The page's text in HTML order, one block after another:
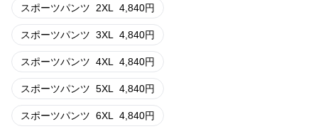
スポーツパンツ 2XL 4,840円
スポーツパンツ 3XL 4,840円
スポーツパンツ 4XL 4,840円
スポーツパンツ 5XL 4,840円
スポーツパンツ 6XL 4,840円